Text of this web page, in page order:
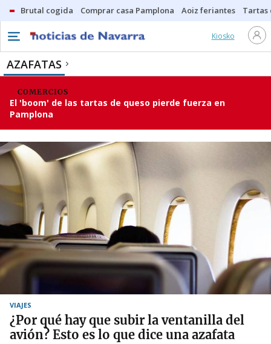
Brutal cogida Comprar casa Pamplona Aoiz feriantes Tartas
Kiosko
AZAFATAS
COMERCIOS
El 'boom' de las tartas de queso pierde fuerza en
Pamplona
VIAJES
¿Por qué hay que subir la ventanilla del
avión? Esto es lo que dice una azafata